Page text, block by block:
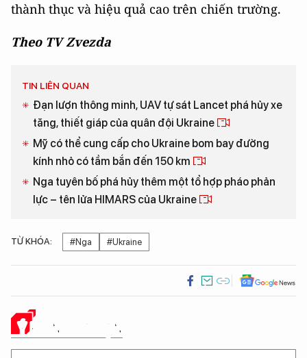
thành thục và hiệu quả cao trên chiến trường.
Theo TV Zvezda
TIN LIÊN QUAN
Đạn lượn thông minh, UAV tự sát Lancet phá hủy xe
tăng, thiết giáp của quân đội Ukraine
Mỹ có thể cung cấp cho Ukraine bom bay đường
kính nhỏ có tầm bắn đến 150 km
Nga tuyên bố phá hủy thêm một tổ hợp pháo phản
lực – tên lửa HIMARS của Ukraine
TỪ KHÓA: #Nga #Ukraine
Ý KIẾN CỦA BẠN